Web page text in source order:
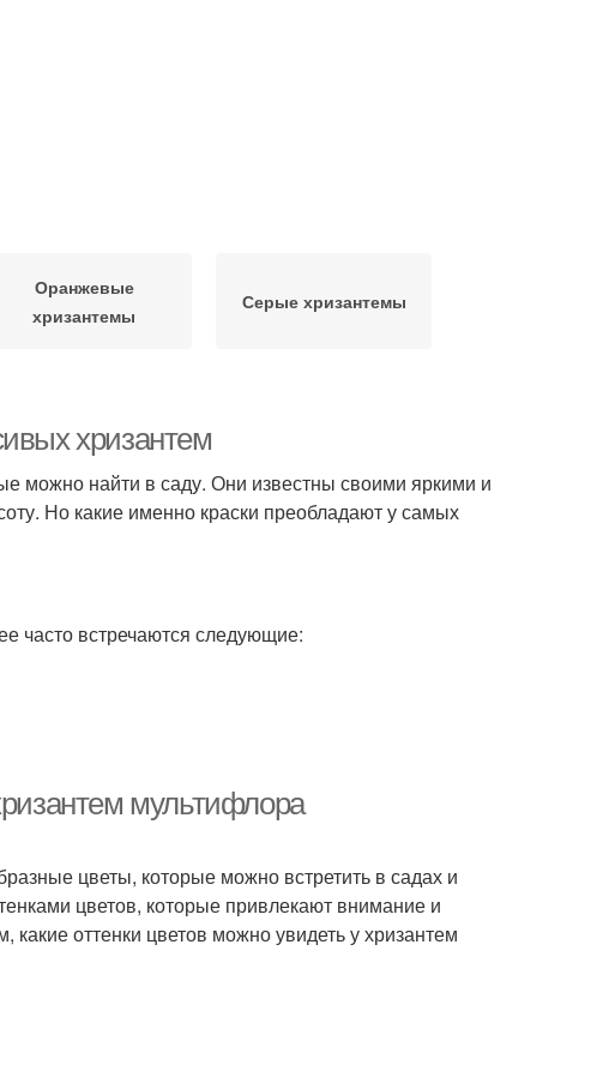
Оранжевые
хризантемы
Серые хризантемы
хризантем
можно найти в саду. Они известны своими яркими и
Но какие именно краски преобладают у самых
часто встречаются следующие:
мультифлора
цветы, которые можно встретить в садах и
цветов, которые привлекают внимание и
оттенки цветов можно увидеть у хризантем